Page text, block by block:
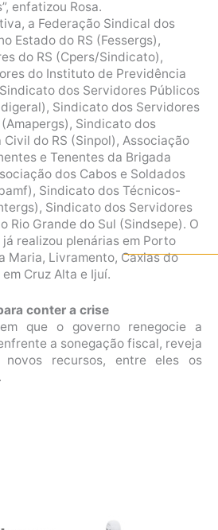
enfatizou Rosa.
a Federação Sindical dos
Estado do RS (Fessergs),
do RS (Cpers/Sindicato),
do Instituto de Previdência
dos Servidores Públicos
Sindicato dos Servidores
Sindicato dos
do RS (Sinpol), Associação
e Tenentes da Brigada
dos Cabos e Soldados
Sindicato dos Técnicos-
Sindicato dos Servidores
Rio Grande do Sul (Sindsepe). O
realizou plenárias em Porto
Maria, Livramento, Caxias do
Cruz Alta e Ijuí.
conter a crise
que o governo renegocie a
a sonegação fiscal, reveja
novos recursos, entre eles os